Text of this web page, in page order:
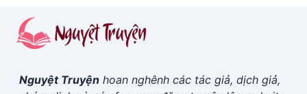
Nguyệt Truyện hoan nghênh các tác giả, dịch giả,